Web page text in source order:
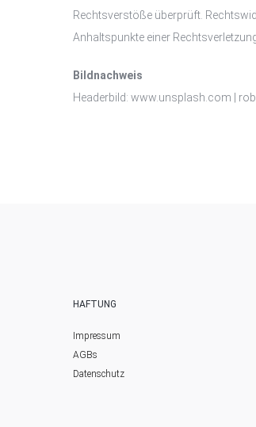
Rechtsverstöße überprüft.
Anhaltspunkte einer
Bildnachweis
Headerbild: www.unsplash.com |
HAFTUNG
Impressum
AGBs
Datenschutz